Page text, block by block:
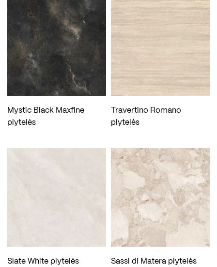
Mystic Black Maxfine
plytelės
Travertino Romano
plytelės
Slate White plytelės Sassi di Matera plytelės